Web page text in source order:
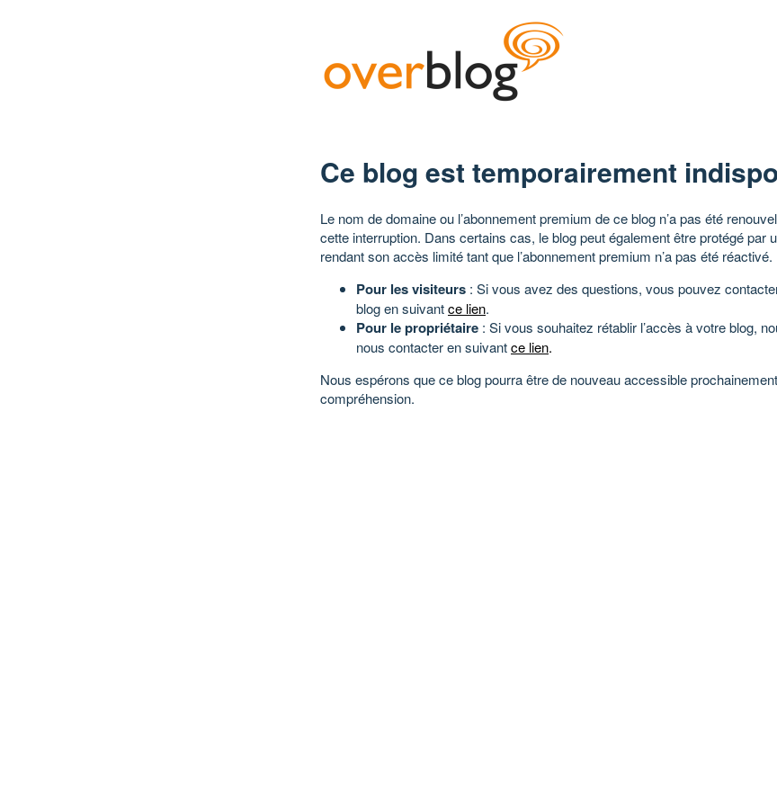
Ce blog est temporairement
Le nom de domaine ou l’abonnement premium de ce blog n’a pas été
cette interruption. Dans certains cas, le blog peut également être protégé par
rendant son accès limité tant que l’abonnement premium n’a pas été réactivé.
Pour les visiteurs : Si vous avez des questions, vous pouvez
blog en suivantce lien.
Pour le propriétaire : Si vous souhaitez rétablir l’accès à votre blog,
nous contacter en suivantce lien.
Nous espérons que ce blog pourra être de nouveau accessible
compréhension.